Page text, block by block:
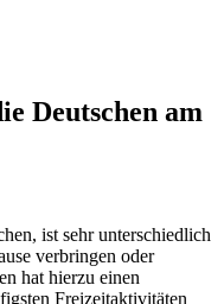
Deutschen am
ist sehr unterschiedlich
verbringen oder
hat hierzu einen
Freizeitaktivitäten